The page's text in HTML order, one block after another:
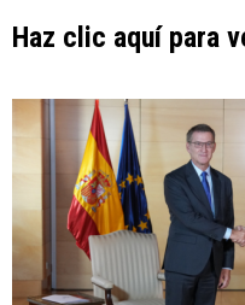
Haz clic aquí para